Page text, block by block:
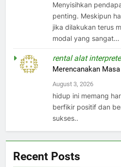
Menyisihkan
penting. Meskipun
jika dilakukan terus
modal yang sangat…
rental alat
Merencanakan
August 3, 2026
hidup ini memang
berfikir positif dan
sukses..
Recent Posts